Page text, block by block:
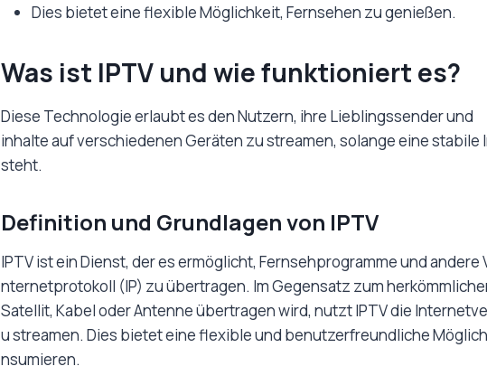
Dies bietet eine flexible Möglichkeit, Fernsehen zu genießen.
Was ist IPTV und wie funktioniert es?
Diese Technologie erlaubt es den Nutzern, ihre Lieblingssender und
inhalte auf verschiedenen Geräten zu streamen, solange eine
steht.
Definition und Grundlagen von IPTV
IPTV ist ein Dienst, der es ermöglicht, Fernsehprogramme und andere
nternetprotokoll (IP) zu übertragen. Im Gegensatz zum
Satellit, Kabel oder Antenne übertragen wird, nutzt IPTV die
u streamen. Dies bietet eine flexible und benutzerfreundliche
nsumieren.